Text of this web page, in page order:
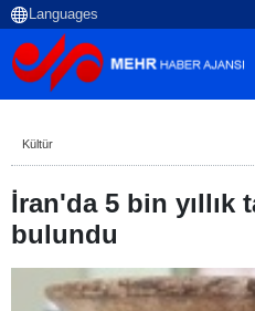
Kültür
İran'da 5 bin yıllık
bulundu